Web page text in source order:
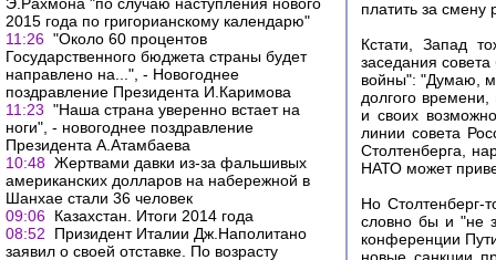
2015 года по григорианскому календарю"
11:26 "Около 60 процентов
Государственного бюджета страны будет
направлено на...", - Новогоднее
поздравление Президента И.Каримова
11:23 "Наша страна уверенно встает на
ноги", - новогоднее поздравление
Президента А.Атамбаева
10:48 Жертвами давки из-за фальшивых
американских долларов на набережной в
Шанхае стали 36 человек
09:06 Казахстан. Итоги 2014 года
08:52
Призидент Италии Дж.Наполитано
заявил о своей отставке. По возрасту
платить за
Кстати, Запад
заседания
войны": "Думаю,
долгого
и своих
линии совета
Столтенберга,
НАТО может
Но Столтенберг-
словно бы и "не
конференции